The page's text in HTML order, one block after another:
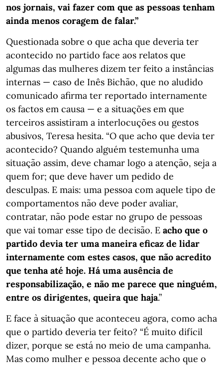
nos jornais, vai fazer com que as pessoas tenham
ainda menos coragem de falar.”
Questionada sobre o que acha que deveria ter
acontecido no partido face aos relatos que
algumas das mulheres dizem ter feito a instâncias
internas — caso de Inês Bichão, que no aludido
comunicado afirma ter reportado internamente
os factos em causa — e a situações em que
terceiros assistiram a interlocuções ou gestos
abusivos, Teresa hesita. “O que acho que devia ter
acontecido? Quando alguém testemunha uma
situação assim, deve chamar logo a atenção, seja a
quem for; que deve haver um pedido de
desculpas. E mais: uma pessoa com aquele tipo de
comportamentos não deve poder avaliar,
contratar, não pode estar no grupo de pessoas
que vai tomar esse tipo de decisão. E acho que o
partido devia ter uma maneira eficaz de lidar
internamente com estes casos, que não acredito
que tenha até hoje. Há uma ausência de
responsabilização, e não me parece que ninguém,
entre os dirigentes, queira que haja.”
E face à situação que aconteceu agora, como acha
que o partido deveria ter feito? “É muito difícil
dizer, porque se está no meio de uma campanha.
Mas como mulher e pessoa decente acho que o